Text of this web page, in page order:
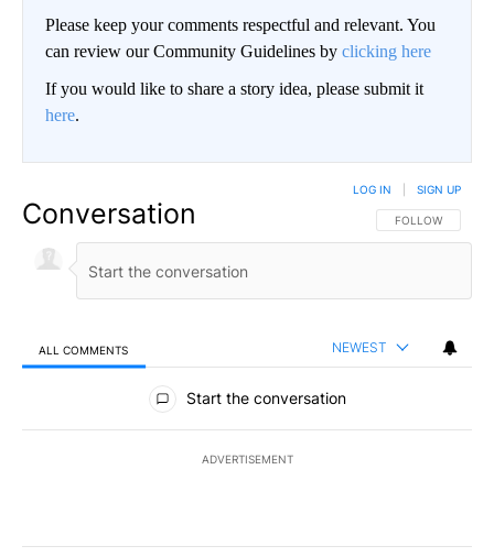
Please keep your comments respectful and relevant. You
can review our Community Guidelines by clicking here
If you would like to share a story idea, please submit it
here.
Conversation FOLLOW THIS
FOLLOW
LOG IN SIGN UP
ALL COMMENTS NEWEST
All Comments
Start the conversation
ADVERTISEMENT